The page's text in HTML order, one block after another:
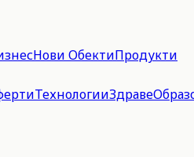
Нови ОбектиПродукти
ТехнологииЗдраве